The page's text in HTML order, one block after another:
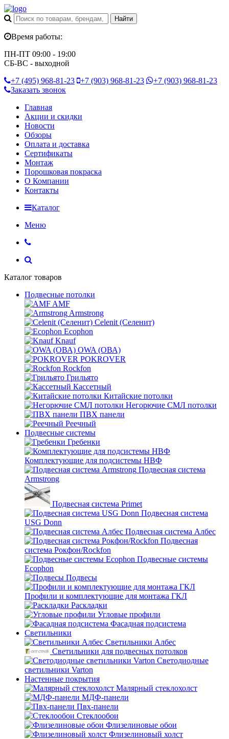
Время работы:
ПН-ПТ 09:00 - 19:00
СБ-ВС - выходной
+7 (495) 968-81-23 +7 (903) 968-81-23 +7 (903) 968-81-23
Заказать звонок
Главная
Акции и скидки
Новости
Обзоры
Оплата и доставка
Сертификаты
Монтаж
Порошковая покраска
О Компании
Контакты
Каталог
Меню
Каталог товаров
Подвесные потолки
AMF
Armstrong
Celenit (Селенит)
Ecophon
Knauf
OWA (ОВА)
POKROVER
Rockfon
Грильято
Кассетный
Китайские потолки
Негорючие СМЛ потолки
ПВХ панели
Реечный
Подвесные системы
Гребенки
Комплектующие для подсистемы НВФ
Подвесная система
Armstrong
Подвесная система Primet
Подвесная система
USG Donn
Подвесная система Албес
Подвесная
система Рокфон/Rockfon
Подвесные системы
Ecophon
Подвесы
Профили и комплектующие для монтажа ГКЛ
Раскладки
Угловые профили
Фасадная подсистема
Светильники
Светильники Албес
Светильники для подвесных потолков
Светодиодные
светильники Varton
Настенные покрытия
Малярный стеклохолст
МДФ-панели
Пвх-панели
Стеклообои
Флизелиновые обои
Флизелиновый холст